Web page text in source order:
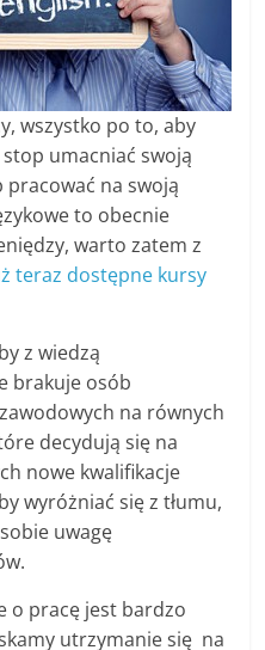
wszystko po to, aby
umacniać swoją
na swoją
to obecnie
warto zatem z
teraz dostępne kursy
z wiedzą
brakuje osób
na równych
decydują się na
nowe kwalifikacje
wyróżniać się z tłumu,
uwagę
o pracę jest bardzo
utrzymanie się na